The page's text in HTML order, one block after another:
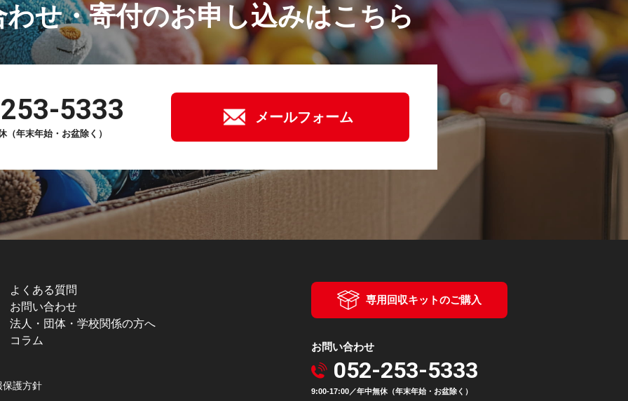
せ・寄付のお申し込みはこちら
5333
（年末年始・お盆除く）
メールフォーム
よくある質問
お問い合わせ
法人・団体・学校関係の方へ
コラム
保護方針
専用回収キットのご購入
お問い合わせ
052-253-5333
9:00-17:00／年中無休（年末年始・お盆除く）